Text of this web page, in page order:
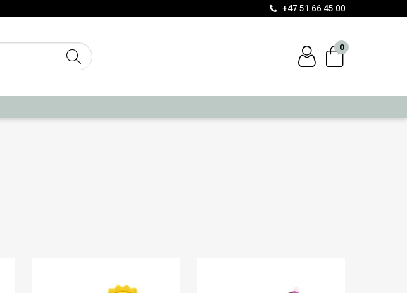
+47 51 66 45 00
0